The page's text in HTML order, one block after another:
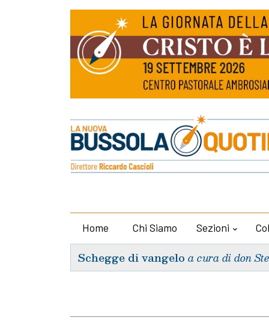
Home Chi Siamo Sezioni
Schegge di vangelo a cura di don